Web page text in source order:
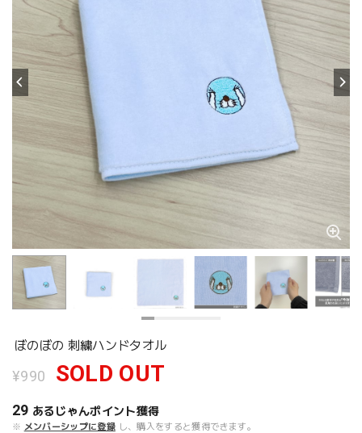
ぼのぼの 刺繍ハンドタオル
¥990 SOLD OUT
29 あるじゃんポイント獲得
※ メンバーシップに登録 し、購入をすると獲得できます。